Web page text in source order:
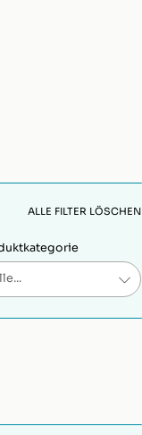
ALLE FILTER LÖSCHEN